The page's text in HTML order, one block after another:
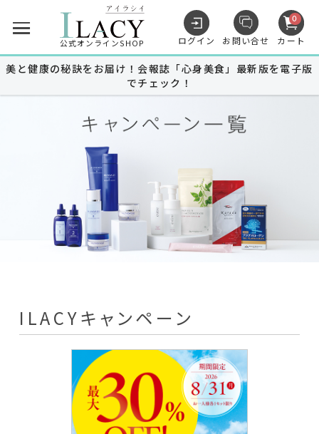
キャンペーン
商品を探す
MUNOAGE スキンケア
MUNOAGE ヘアケア
サプリメント
THE KAHALA Bath Amenities
ザ・カハラ バスアメニティ
公式オンラインSHOP ログイン お問い合せ
0
カート
美と健康の秘訣をお届け！会報誌「心身美食」最新版を電子版
でチェック！
ILACYキャンペーン